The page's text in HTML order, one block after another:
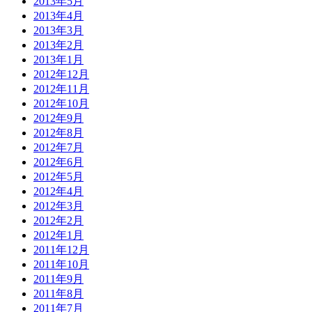
2013年4月
2013年3月
2013年2月
2013年1月
2012年12月
2012年11月
2012年10月
2012年9月
2012年8月
2012年7月
2012年6月
2012年5月
2012年4月
2012年3月
2012年2月
2012年1月
2011年12月
2011年10月
2011年9月
2011年8月
2011年7月